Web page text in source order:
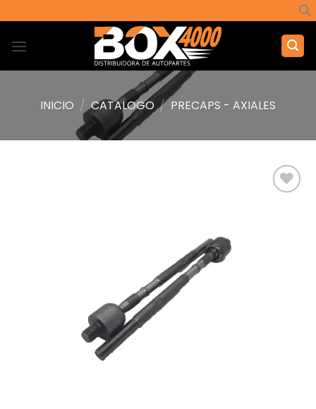
al
contenido
INICIO / CATALOGO / PRECAPS - AXIALES